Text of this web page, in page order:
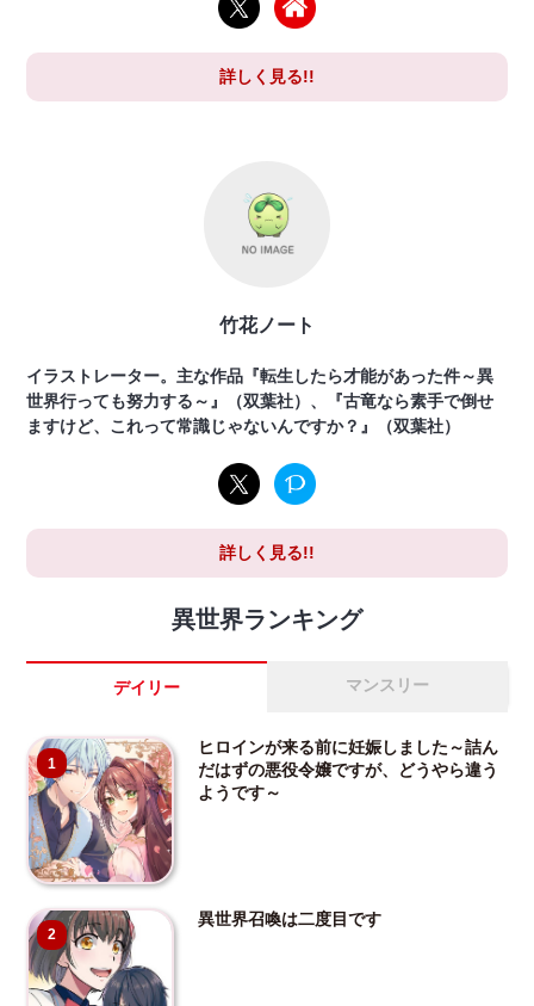
詳しく見る!!
竹花ノート
イラストレーター。主な作品『転生したら才能があった件～異
世界行っても努力する～』（双葉社）、『古竜なら素手で倒せ
ますけど、これって常識じゃないんですか？』（双葉社）
詳しく見る!!
異世界ランキング
デイリー マンスリー
1
ヒロインが来る前に妊娠しました～詰ん
だはずの悪役令嬢ですが、どうやら違う
ようです～
2
異世界召喚は二度目です